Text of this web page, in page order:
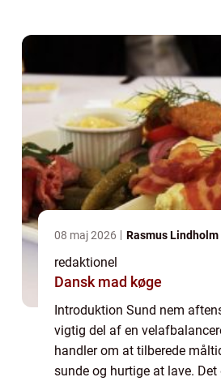
08 maj 2026 Rasmus Lindholm
redaktionel
Dansk mad køge
Introduktion Sund nem
vigtig del af en
handler om at tilberede
sunde og hurtige at lave. Det